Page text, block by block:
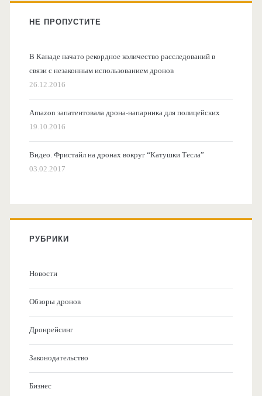
НЕ ПРОПУСТИТЕ
В Канаде начато рекордное количество расследований в
связи с незаконным использованием дронов
26.12.2016
Amazon запатентовала дрона-напарника для полицейских
19.10.2016
Видео. Фристайл на дронах вокруг “Катушки Тесла”
03.02.2017
РУБРИКИ
Новости
Обзоры дронов
Дронрейсинг
Законодательство
Бизнес